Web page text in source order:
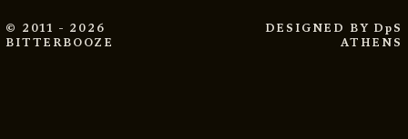
© 2011 - 2026
BITTERBOOZE
DESIGNED BY DpS
ATHENS